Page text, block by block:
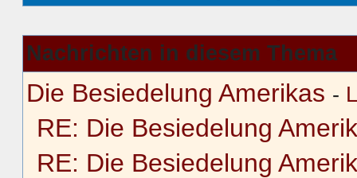
Nachrichten in diesem Thema
Die Besiedelung Amerikas -
RE: Die Besiedelung
RE: Die Besiedelung